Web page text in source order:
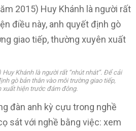
Khánh là người rất “nhút nhát”. Để cải
gò bản thân vào môi trường giao tiếp,
xuất hiện trước đám đông.
đàn anh kỳ cựu trong nghề
sát với nghề bằng việc: xem